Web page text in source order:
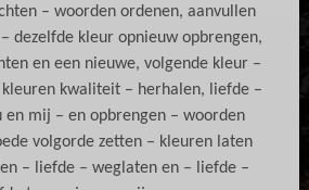
– woorden ordenen, aanvullen
dezelfde kleur opnieuw opbrengen,
en een nieuwe, volgende kleur –
kwaliteit – herhalen, liefde –
en mij – en opbrengen – woorden
volgorde zetten – kleuren laten
– liefde – weglaten en – liefde –